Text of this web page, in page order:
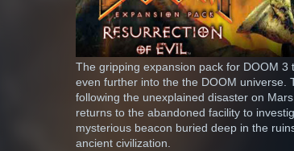
The gripping expansion pack for DOOM 3
even further into the the DOOM universe.
following the unexplained disaster on
returns to the abandoned facility to
mysterious beacon buried deep in the
ancient civilization.